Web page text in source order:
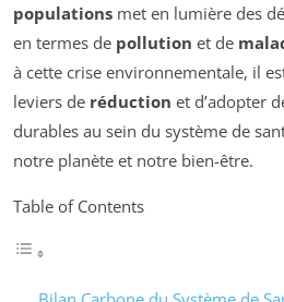
populations met en lumière des
en termes de pollution et de
à cette crise environnementale, il
leviers de réduction et d’adopter
durables au sein du système de
notre planète et notre bien-être.
Table of Contents